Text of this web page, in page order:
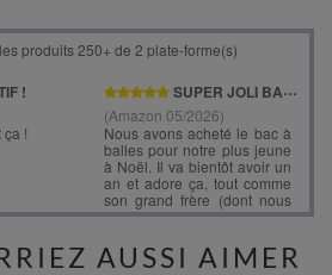
AUSSI AIMER